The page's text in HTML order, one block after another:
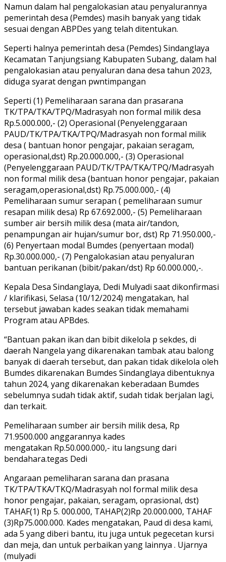
Namun dalam hal pengalokasian atau penyalurannya
pemerintah desa (Pemdes) masih banyak yang tidak
sesuai dengan ABPDes yang telah ditentukan.
Seperti halnya pemerintah desa (Pemdes) Sindanglaya
Kecamatan Tanjungsiang Kabupaten Subang, dalam hal
pengalokasian atau penyaluran dana desa tahun 2023,
diduga syarat dengan pwntimpangan
Seperti (1) Pemeliharaan sarana dan prasarana
TK/TPA/TKA/TPQ/Madrasyah non formal milik desa
Rp.5.000.000,- (2) Operasional (Penyelenggaraan
PAUD/TK/TPA/TKA/TPQ/Madrasyah non formal milik
desa ( bantuan honor pengajar, pakaian seragam,
operasional,dst) Rp.20.000.000,- (3) Operasional
(Penyelenggaraan PAUD/TK/TPA/TKA/TPQ/Madrasyah
non formal milik desa (bantuan honor pengajar, pakaian
seragam,operasional,dst) Rp.75.000.000,- (4)
Pemeliharaan sumur serapan ( pemeliharaan sumur
resapan milik desa) Rp 67.692.000,- (5) Pemeliharaan
sumber air bersih milik desa (mata air/tandon,
penampungan air hujan/sumur bor, dst) Rp 71.950.000,-
(6) Penyertaan modal Bumdes (penyertaan modal)
Rp.30.000.000,- (7) Pengalokasian atau penyaluran
bantuan perikanan (bibit/pakan/dst) Rp 60.000.000,-.
Kepala Desa Sindanglaya, Dedi Mulyadi saat dikonfirmasi
/ klarifikasi, Selasa (10/12/2024) mengatakan, hal
tersebut jawaban kades seakan tidak memahami
Program atau APBdes.
“Bantuan pakan ikan dan bibit dikelola p sekdes, di
daerah Nangela yang dikarenakan tambak atau balong
banyak di daerah tersebut, dan pakan tidak dikelola oleh
Bumdes dikarenakan Bumdes Sindanglaya dibentuknya
tahun 2024, yang dikarenakan keberadaan Bumdes
sebelumnya sudah tidak aktif, sudah tidak berjalan lagi,
dan terkait.
Pemeliharaan sumber air bersih milik desa, Rp
71.9500.000 anggarannya kades
mengatakan Rp.50.000.000,- itu langsung dari
bendahara.tegas Dedi
Angaraan pemeliharan sarana dan prasana
TK/TPA/TKA/TKQ/Madrasyah nol formal milik desa
honor pengajar, pakaian, seragam, oprasional, dst)
TAHAF(1) Rp 5. 000.000, TAHAP(2)Rp 20.000.000, TAHAF
(3)Rp75.000.000. Kades mengatakan, Paud di desa kami,
ada 5 yang diberi bantu, itu juga untuk pegecetan kursi
dan meja, dan untuk perbaikan yang lainnya . Ujarnya
(mulyadi